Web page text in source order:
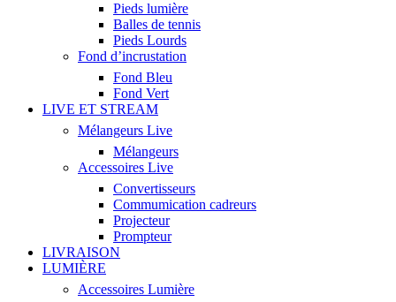
Pieds lumière
Balles de tennis
Pieds Lourds
Fond d’incrustation
Fond Bleu
Fond Vert
LIVE ET STREAM
Mélangeurs Live
Mélangeurs
Accessoires Live
Convertisseurs
Commumication cadreurs
Projecteur
Prompteur
LIVRAISON
LUMIÈRE
Accessoires Lumière